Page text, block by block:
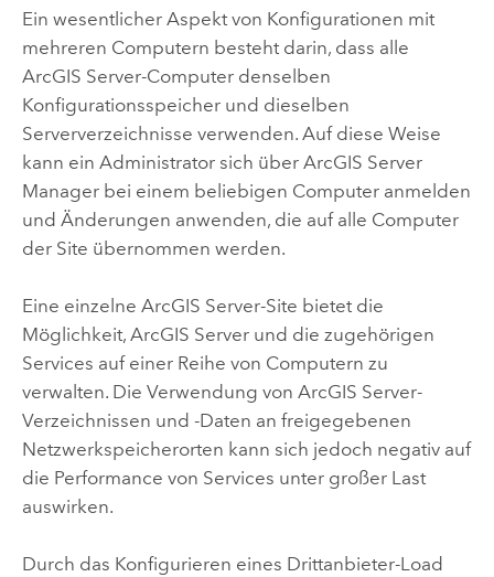
Ein wesentlicher Aspekt von Konfigurationen mit
mehreren Computern besteht darin, dass alle
ArcGIS Server-Computer denselben
Konfigurationsspeicher und dieselben
Serververzeichnisse verwenden. Auf diese Weise
kann ein Administrator sich über ArcGIS Server
Manager bei einem beliebigen Computer anmelden
und Änderungen anwenden, die auf alle Computer
der Site übernommen werden.
Eine einzelne ArcGIS Server-Site bietet die
Möglichkeit, ArcGIS Serverund die zugehörigen
Services auf einer Reihe von Computern zu
verwalten. Die Verwendung von ArcGIS Server-
Verzeichnissen und -Daten an freigegebenen
Netzwerkspeicherorten kann sich jedoch negativ auf
die Performance von Services unter großer Last
auswirken.
Durch das Konfigurieren eines Drittanbieter-Load